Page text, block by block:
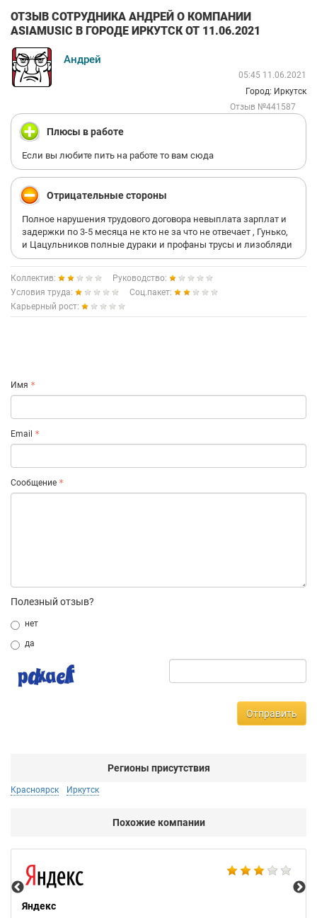
ОТЗЫВ СОТРУДНИКА АНДРЕЙ О КОМПАНИИ
ASIAMUSIC В ГОРОДЕ ИРКУТСК ОТ 11.06.2021
Андрей
05:45 11.06.2021
Город: Иркутск
Отзыв №441587
Плюсы в работе
Если вы любите пить на работе то вам сюда
Отрицательные стороны
Полное нарушения трудового договора невыплата зарплат и
задержки по 3-5 месяца не кто не за что не отвечает , Гунько,
и Цацульников полные дураки и профаны трусы и лизобляди
Коллектив:
Руководство:
Условия труда:
Соц.пакет:
Карьерный рост:
Имя
Email
Сообщение
Полезный отзыв?
нет
да
Отправить
Регионы присутствия
Красноярск Иркутск
Похожие компании
Яндекс